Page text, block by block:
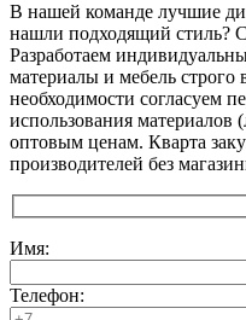
В нашей команде лучшие
нашли подходящий стиль?
Разработаем
материалы и мебель
необходимости согласуем
использования
оптовым ценам. Кварта
производителей без
Имя:
Телефон: